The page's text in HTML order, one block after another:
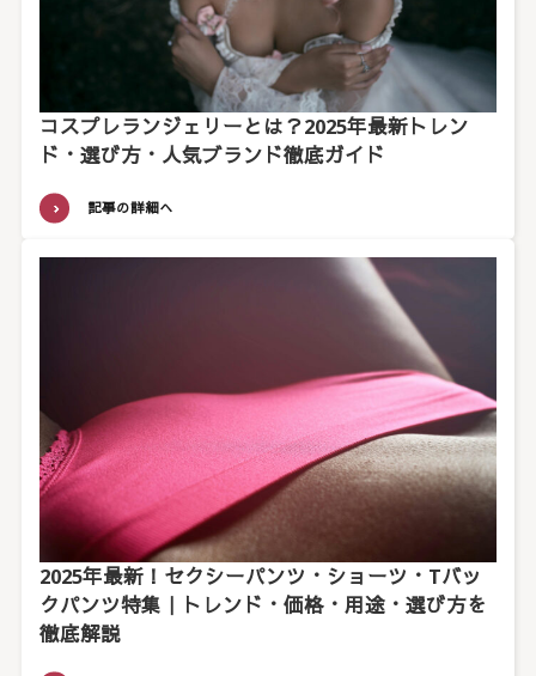
コスプレランジェリーとは？2025年最新トレン
ド・選び方・人気ブランド徹底ガイド
記事の詳細へ
2025年最新！セクシーパンツ・ショーツ・Tバッ
クパンツ特集｜トレンド・価格・用途・選び方を
徹底解説